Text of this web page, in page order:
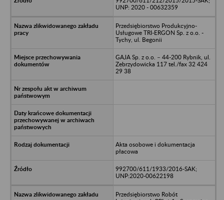
UNP: 2020 - 00632359
Przedsiębiorstwo Produkcyjno-
Usługowe TRI-ERGON Sp. z o.o. -
Tychy, ul. Begonii
GAJA Sp. z o.o. – 44-200 Rybnik, ul.
Zebrzydowicka 117 tel./fax 32 424
29 38
Akta osobowe i dokumentacja
płacowa
992700/611/1933/2016-SAK;
UNP:2020-00622198
Przedsiębiorstwo Robót